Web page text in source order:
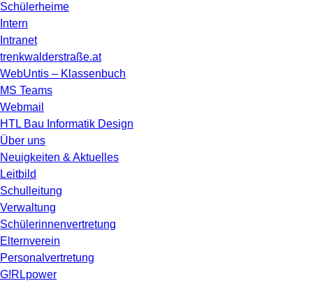
Schülerheime
Intern
Intranet
trenkwalderstraße.at
WebUntis – Klassenbuch
MS Teams
Webmail
HTL Bau Informatik Design
Über uns
Neuigkeiten & Aktuelles
Leitbild
Schulleitung
Verwaltung
Schülerinnenvertretung
Elternverein
Personalvertretung
G!RLpower